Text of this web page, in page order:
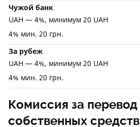
Чужой банк
UAH — 4%, минимум 20 UAH
4% мин. 20 грн.
За рубеж
UAH — 4%, минимум 20 UAH
4% мин. 20 грн.
Комиссия за перевод
собственных средств